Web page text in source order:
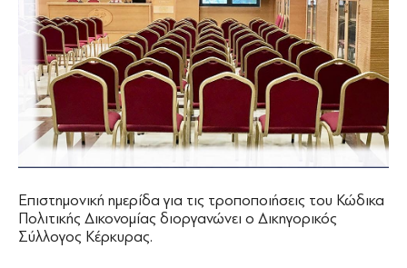
Επιστημονική ημερίδα για τις τροποποιήσεις του Κώδικα
Πολιτικής Δικονομίας διοργανώνει ο Δικηγορικός
Σύλλογος Κέρκυρας.